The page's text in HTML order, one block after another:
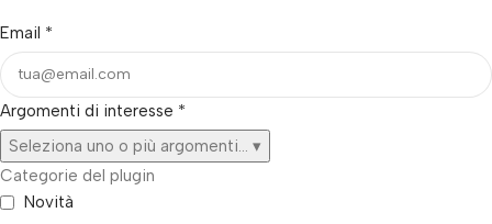
Email *
Argomenti di interesse *
Seleziona uno o più argomenti...
▾
Categorie del plugin
Novità